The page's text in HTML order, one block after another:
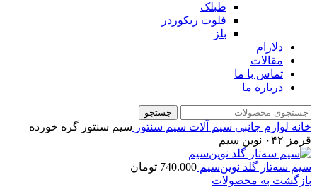
طبلک
فلوت ریکوردر
بلز
دلارام
مقالات
تماس با ما
درباره ما
جستجو
خانه لوازم جانبی سیم آلات سیم سنتور سیم سنتور گره خورده
قرمز ۰۴۲ نوین سیم
سیم سه‌تار گلد نوین‌سیم 740.000 تومان
بازگشت به محصولات